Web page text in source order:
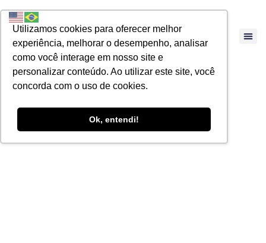
Utilizamos cookies para oferecer melhor
experiência, melhorar o desempenho, analisar
como você interage em nosso site e
personalizar conteúdo. Ao utilizar este site, você
concorda com o uso de cookies.
Ok, entendi!